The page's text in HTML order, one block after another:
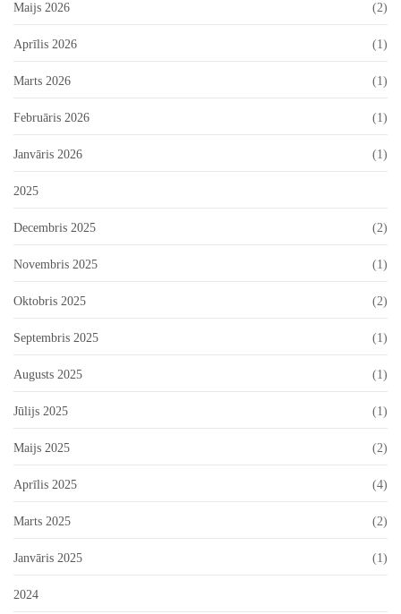
Maijs 2026 (2)
Aprīlis 2026 (1)
Marts 2026 (1)
Februāris 2026 (1)
Janvāris 2026 (1)
2025
Decembris 2025 (2)
Novembris 2025 (1)
Oktobris 2025 (2)
Septembris 2025 (1)
Augusts 2025 (1)
Jūlijs 2025 (1)
Maijs 2025 (2)
Aprīlis 2025 (4)
Marts 2025 (2)
Janvāris 2025 (1)
2024